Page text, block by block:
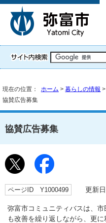
現在の位置： ホーム > 暮らしの情報 >
協賛広告募集
協賛広告募集
ページID Y1000499 更新
弥富市コミュニティバスは、
も改善を繰り返しながら、更